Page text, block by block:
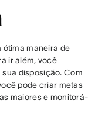
ótima maneira de
ir além, você
disposição. Com
pode criar metas
maiores e monitorá-